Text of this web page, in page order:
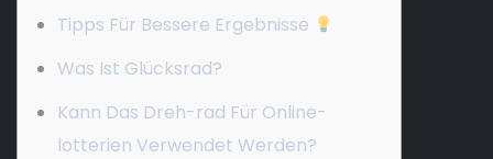
Tipps Für Bessere Ergebnisse
Was Ist Glücksrad?
Kann Das Dreh-rad Für Online-
lotterien Verwendet Werden?